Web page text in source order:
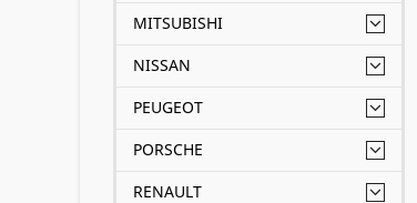
MITSUBISHI
NISSAN
PEUGEOT
PORSCHE
RENAULT